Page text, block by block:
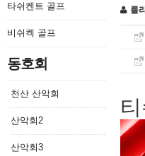
타쉬켄트 골프
비쉬켁 골프
동호회
천산 산악회
산악회2
산악회3
룰